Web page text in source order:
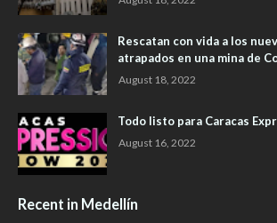
Rescatan con vida a los
atrapados en una mina de
August 18, 2022
Todo listo para Caracas
August 16, 2022
Recent in Medellín